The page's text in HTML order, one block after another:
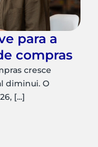
para a
compras
cresce
diminui. O
[...]